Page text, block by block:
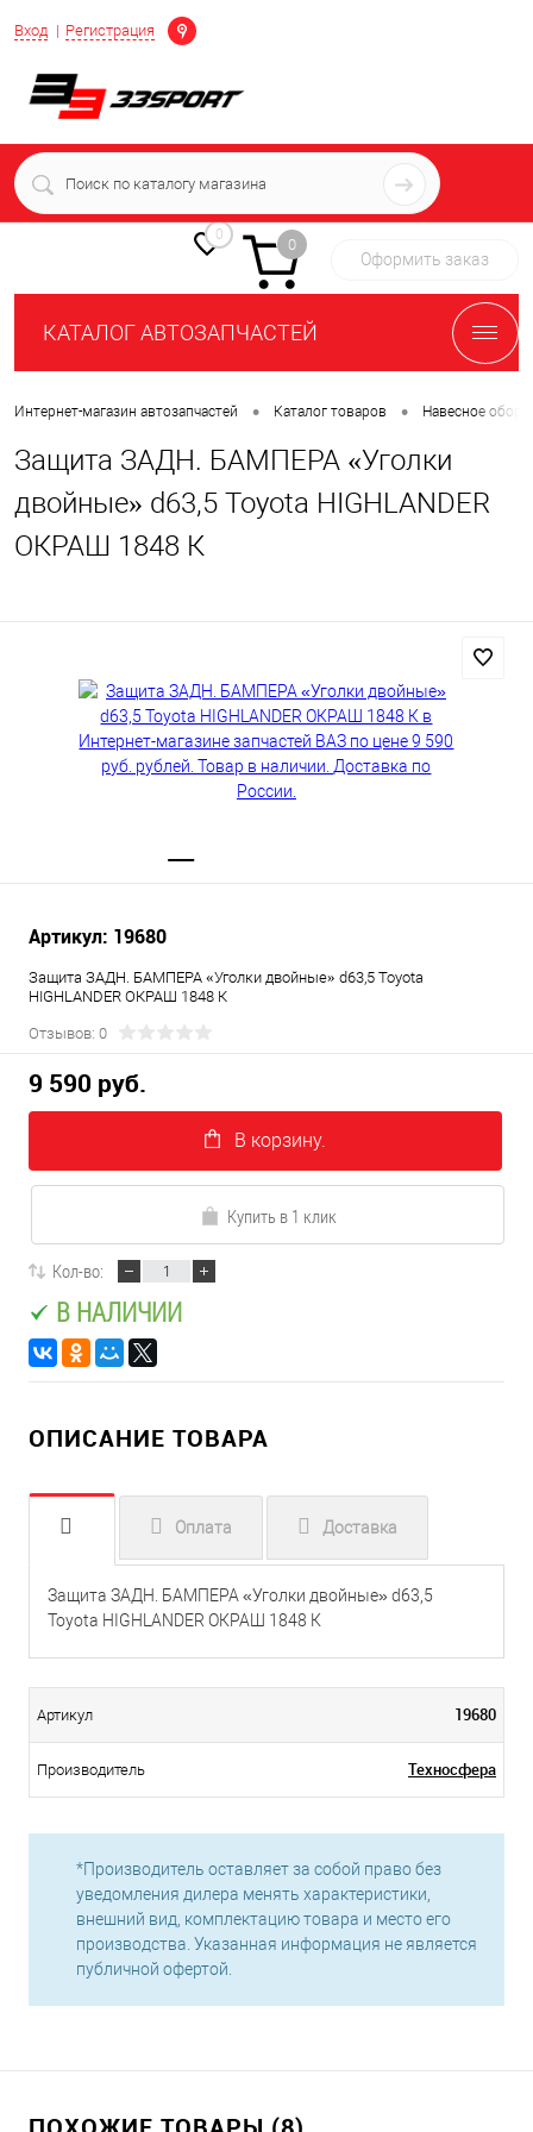
Вход Регистрация
Определение
+7 (939) 716-10-06
пн-пт 7:00-16:00 МСК
0
0
Оформить заказ
КАТАЛОГ АВТОЗАПЧАСТЕЙ
Интернет-магазин автозапчастей • Каталог товаров • Навесное
Защита ЗАДН. БАМПЕРА «Уголки
двойные» d63,5 Toyota HIGHLANDER
ОКРАШ 1848 К
Артикул: 19680
Защита ЗАДН. БАМПЕРА «Уголки двойные» d63,5 Toyota
HIGHLANDER ОКРАШ 1848 К
Отзывов: 0
9 590 руб.
В корзину.
Купить в 1 клик
Кол-во:
В НАЛИЧИИ
ОПИСАНИЕ ТОВАРА
Оплата Доставка
Защита ЗАДН. БАМПЕРА «Уголки двойные» d63,5
Toyota HIGHLANDER ОКРАШ 1848 К
Артикул 19680
Производитель Техносфера
*Производитель оставляет за собой право без
уведомления дилера менять характеристики,
внешний вид, комплектацию товара и место его
производства. Указанная информация не является
публичной офертой.